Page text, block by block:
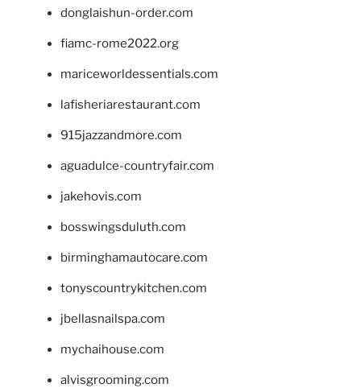
donglaishun-order.com
fiamc-rome2022.org
mariceworldessentials.com
lafisheriarestaurant.com
915jazzandmore.com
aguadulce-countryfair.com
jakehovis.com
bosswingsduluth.com
birminghamautocare.com
tonyscountrykitchen.com
jbellasnailspa.com
mychaihouse.com
alvisgrooming.com